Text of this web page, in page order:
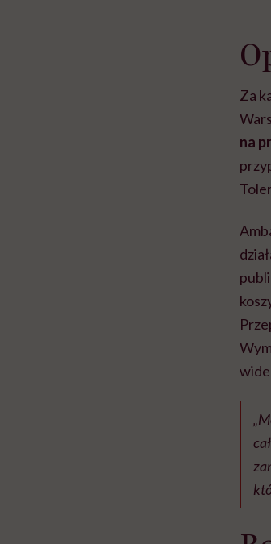
Za
na